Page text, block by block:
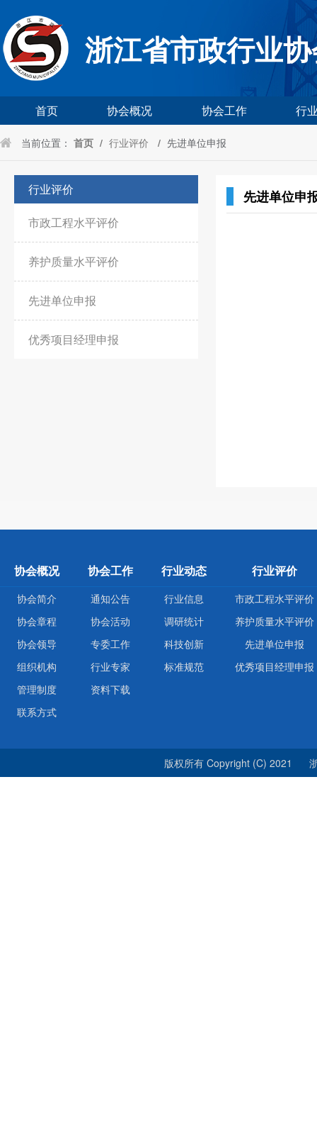
浙江省市政行业
首页 协会概况 协会工作 行
当前位置： 首页 / 行业评价 / 先进单位申报
行业评价
市政工程水平评价
养护质量水平评价
先进单位申报
优秀项目经理申报
先进单位申
协会概况
协会简介
协会章程
协会领导
组织机构
管理制度
联系方式
协会工作
通知公告
协会活动
专委工作
行业专家
资料下载
行业动态
行业信息
调研统计
科技创新
标准规范
行业评价
市政工程水平评价
养护质量水平评价
先进单位申报
优秀项目经理申报
版权所有 Copyright (C) 2021